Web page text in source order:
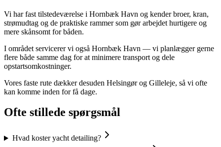
Vi har fast tilstedeværelse i Hornbæk Havn og kender broer, kran,
strømudtag og de praktiske rammer som gør arbejdet hurtigere og
mere skånsomt for båden.
I området servicerer vi også Hornbæk Havn — vi planlægger gerne
flere både samme dag for at minimere transport og dele
opstartsomkostninger.
Vores faste rute dækker desuden Helsingør og Gilleleje, så vi ofte
kan komme inden for få dage.
Ofte stillede spørgsmål
Hvad koster yacht detailing?